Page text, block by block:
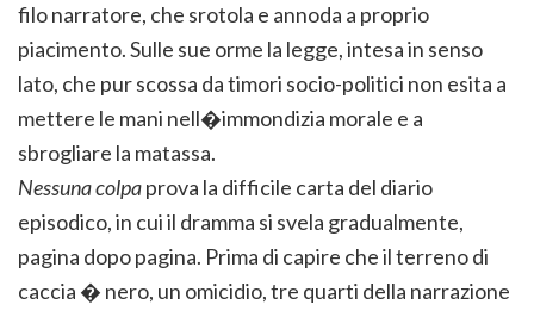
filo narratore, che srotola e annoda a proprio
piacimento. Sulle sue orme la legge, intesa in senso
lato, che pur scossa da timori socio-politici non esita a
mettere le mani nell�immondizia morale e a
sbrogliare la matassa.
Nessuna colpaprova la difficile carta del diario
episodico, in cui il dramma si svela gradualmente,
pagina dopo pagina. Prima di capire che il terreno di
caccia � nero, un omicidio, tre quarti della narrazione